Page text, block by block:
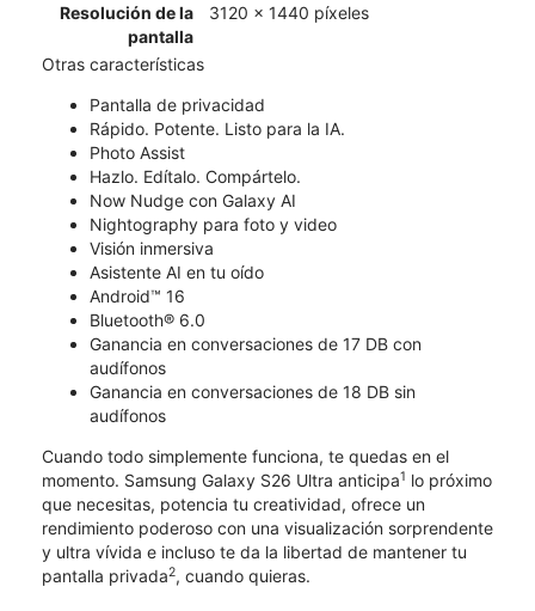
Resolución de la
pantalla
3120 x 1440 píxeles
Otras características
​​​​​​​Pantalla de privacidad
Rápido. Potente. Listo para la IA.
Photo Assist
Hazlo. Edítalo. Compártelo.
Now Nudge con Galaxy AI
Nightography para foto y video
Visión inmersiva
Asistente AI en tu oído
Android™ 16
Bluetooth® 6.0
Ganancia en conversaciones de 17 DB con
audífonos
Ganancia en conversaciones de 18 DB sin
audífonos
Cuando todo simplemente funciona, te quedas en el
momento. Samsung Galaxy S26 Ultra anticipa1 lo próximo
que necesitas, potencia tu creatividad, ofrece un
rendimiento poderoso con una visualización sorprendente
y ultra vívida e incluso te da la libertad de mantener tu
pantalla privada2, cuando quieras.